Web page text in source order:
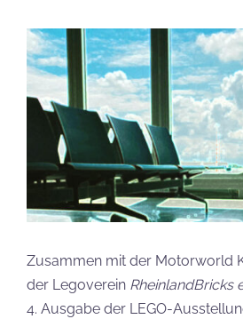
Zusammen mit der Motorworld
der Legoverein RheinlandBricks
4. Ausgabe der LEGO-